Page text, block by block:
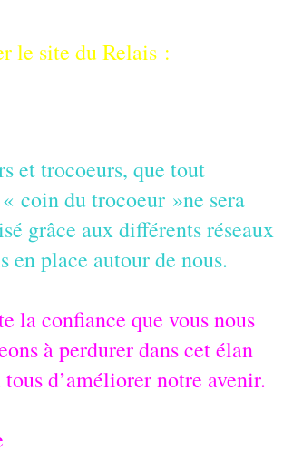
le site du Relais :
et trocoeurs, que tout
coin du trocoeur »ne sera
grâce aux différents réseaux
en place autour de nous.
la confiance que vous nous
à perdurer dans cet élan
d’améliorer notre avenir.